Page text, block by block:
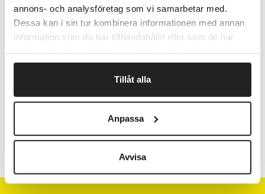
annons- och analysföretag som vi samarbetar med.
Dessa kan i sin tur kombinera informationen med annan
information som du har tillhandahållit eller som de har
Tillåt alla
Anpassa
Avvisa
Fragtfrit når du handler for 1.900,-
Afsendelse samme dag ved bestilling
L x B x H (mm)
795905 310 x 215 x 63